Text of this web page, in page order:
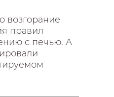
возгорание
правил
с печью. А